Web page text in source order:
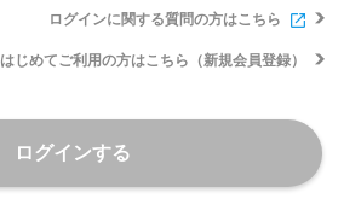
ログインに関する質問の方はこちら
はじめてご利用の方はこちら（新規会員登録）
ログインする